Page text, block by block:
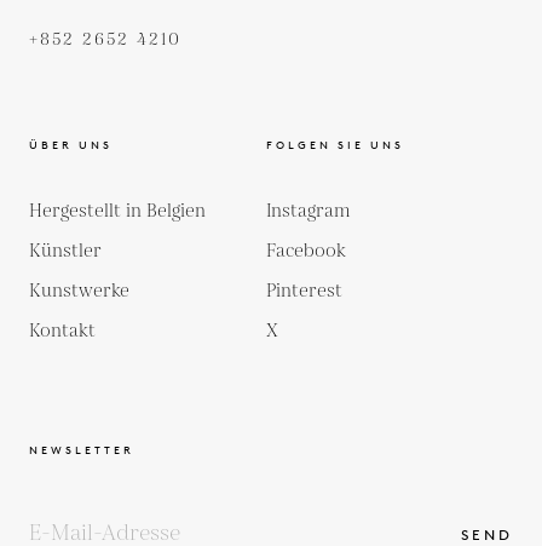
+852 2652 4210
ÜBER UNS
Hergestellt in Belgien
Künstler
Kunstwerke
Kontakt
FOLGEN SIE UNS
Instagram
Facebook
Pinterest
X
NEWSLETTER
SEND